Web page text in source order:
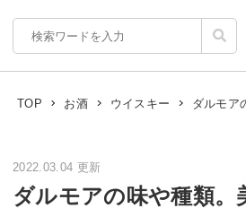
TOP お酒 ウイスキー ダルモア
2022.03.04 更新
ダルモアの味や種類